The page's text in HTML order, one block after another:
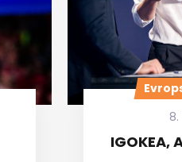
IGOKEA,